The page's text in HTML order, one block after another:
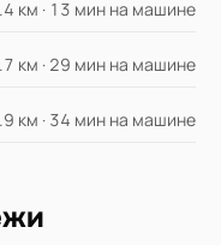
км · 13 мин на машине
км · 29 мин на машине
км · 34 мин на машине